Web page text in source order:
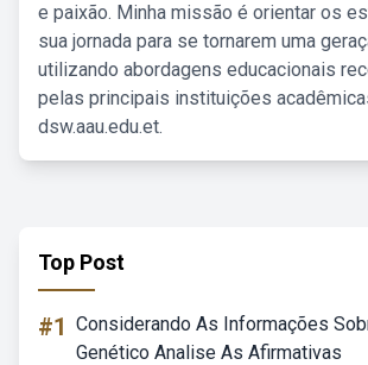
e paixão. Minha missão é orientar os
sua jornada para se tornarem uma
utilizando abordagens educacionais
pelas principais instituições
dsw.aau.edu.et.
Top Post
#1 Considerando As Informações
Genético Analise As Afirmativas